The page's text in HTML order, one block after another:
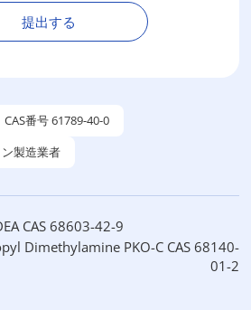
提出する
CAS番号 61789-40-0
製造業者
CAS 68603-42-9
Dimethylamine PKO-C CAS 68140-
01-2